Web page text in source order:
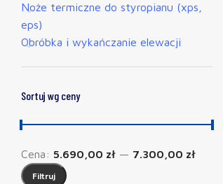
Noże termiczne do styropianu (xps,
eps)
Obróbka i wykańczanie elewacji
Sortuj wg ceny
Filtruj
Cena: 5.690,00 zł — 7.300,00 zł